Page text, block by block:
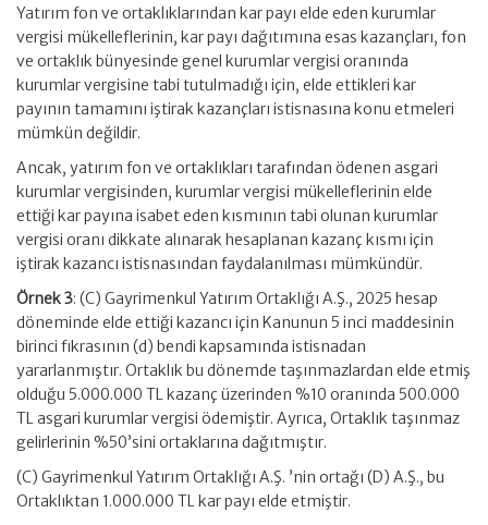
Yatırım fon ve ortaklıklarından kar payı elde eden kurumlar
vergisi mükelleflerinin, kar payı dağıtımına esas kazançları, fon
ve ortaklık bünyesinde genel kurumlar vergisi oranında
kurumlar vergisine tabi tutulmadığı için, elde ettikleri kar
payının tamamını iştirak kazançları istisnasına konu etmeleri
mümkün değildir.
Ancak, yatırım fon ve ortaklıkları tarafından ödenen asgari
kurumlar vergisinden, kurumlar vergisi mükelleflerinin elde
ettiği kar payına isabet eden kısmının tabi olunan kurumlar
vergisi oranı dikkate alınarak hesaplanan kazanç kısmı için
iştirak kazancı istisnasından faydalanılması mümkündür.
Örnek 3: (C) Gayrimenkul Yatırım Ortaklığı A.Ş., 2025 hesap
döneminde elde ettiği kazancı için Kanunun 5 inci maddesinin
birinci fıkrasının (d) bendi kapsamında istisnadan
yararlanmıştır. Ortaklık bu dönemde taşınmazlardan elde etmiş
olduğu 5.000.000 TL kazanç üzerinden %10 oranında 500.000
TL asgari kurumlar vergisi ödemiştir. Ayrıca, Ortaklık taşınmaz
gelirlerinin %50’sini ortaklarına dağıtmıştır.
(C) Gayrimenkul Yatırım Ortaklığı A.Ş. ’nin ortağı (D) A.Ş., bu
Ortaklıktan 1.000.000 TL kar payı elde etmiştir.